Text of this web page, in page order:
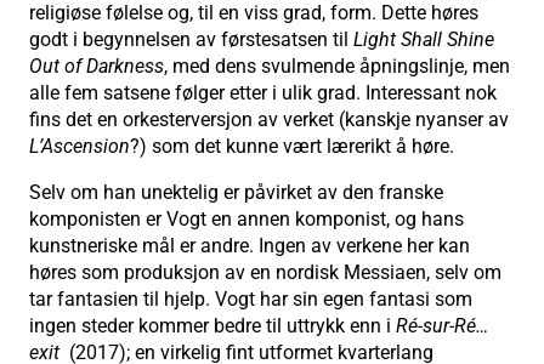
religiøse følelse og, til en viss grad, form. Dette høres
godt i begynnelsen av førstesatsen til Light Shall Shine
Out of Darkness, med dens svulmende åpningslinje, men
alle fem satsene følger etter i ulik grad. Interessant nok
fins det en orkesterversjon av verket (kanskje nyanser av
L’Ascension?) som det kunne vært lærerikt å høre.
Selv om han unektelig er påvirket av den franske
komponisten er Vogt en annen komponist, og hans
kunstneriske mål er andre. Ingen av verkene her kan
høres som produksjon av en nordisk Messiaen, selv om
tar fantasien til hjelp. Vogt har sin egen fantasi som
ingen steder kommer bedre til uttrykk enn i Ré-sur-Ré…
exit (2017); en virkelig fint utformet kvarterlang